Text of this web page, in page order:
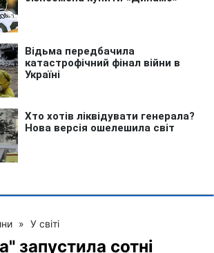
» У світі
запустила сотні